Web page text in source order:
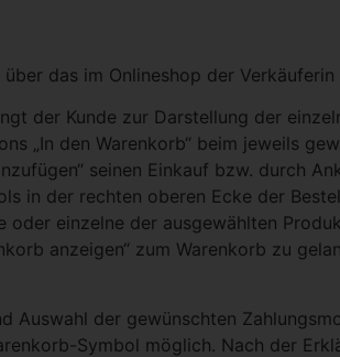
das im Onlineshop der
der Kunde zur Darstellung der
„In den Warenkorb“ beim jeweils
seinen Einkauf bzw. durch
in der rechten oberen Ecke der
oder einzelne der ausgewählten
anzeigen“ zum Warenkorb zu
Auswahl der gewünschten
Symbol möglich. Nach der